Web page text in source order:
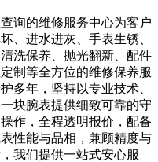
询的维修服务中心为客户
、进水进灰、手表生锈、
洗保养、抛光翻新、配件
制等全方位的维修保养服
多年，坚持以专业技术、
块腕表提供细致可靠的守
作，全程透明报价，配备
性能与品相，兼顾精度与
我们提供一站式安心服